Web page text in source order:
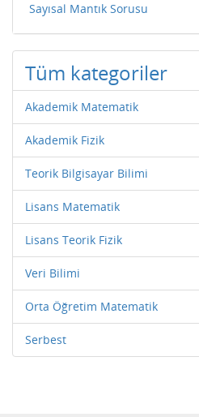
Sayısal Mantık Sorusu
Tüm kategoriler
Akademik Matematik
Akademik Fizik
Teorik Bilgisayar Bilimi
Lisans Matematik
Lisans Teorik Fizik
Veri Bilimi
Orta Öğretim Matematik
Serbest